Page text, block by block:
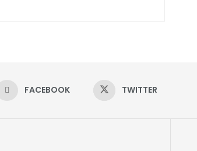
FACEBOOK TWITTER